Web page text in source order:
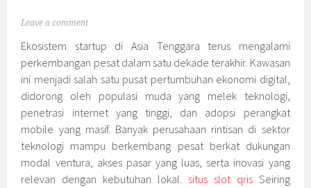
Leave a comment
Ekosistem startup di Asia Tenggara terus mengalami
perkembangan pesat dalam satu dekade terakhir. Kawasan
ini menjadi salah satu pusat pertumbuhan ekonomi digital,
didorong oleh populasi muda yang melek teknologi,
penetrasi internet yang tinggi, dan adopsi perangkat
mobile yang masif. Banyak perusahaan rintisan di sektor
teknologi mampu berkembang pesat berkat dukungan
modal ventura, akses pasar yang luas, serta inovasi yang
relevan dengan kebutuhan lokal. situs slot qrisSeiring